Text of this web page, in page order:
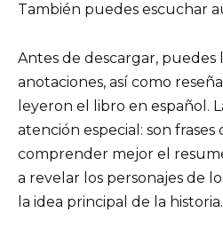
También puedes escuchar
Antes de descargar, puedes
anotaciones, así como
leyeron el libro en español.
atención especial: son
comprender mejor el
a revelar los personajes de
la idea principal de la historia.